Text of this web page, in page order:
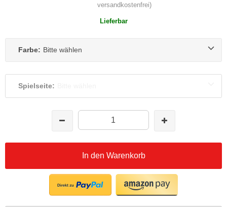
versandkostenfrei)
Lieferbar
Farbe: Bitte wählen
Spielseite:
In den Warenkorb